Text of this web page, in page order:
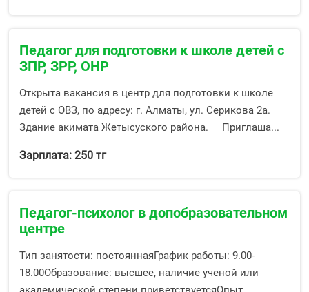
Педагог для подготовки к школе детей с
ЗПР, ЗРР, ОНР
Открыта вакансия в центр для подготовки к школе
детей с ОВЗ, по адресу: г. Алматы, ул. Серикова 2а.
Здание акимата Жетысуского района. Приглаша...
Зарплата: 250 тг
Педагог-психолог в допобразовательном
центре
Тип занятости: постояннаяГрафик работы: 9.00-
18.00Образование: высшее, наличие ученой или